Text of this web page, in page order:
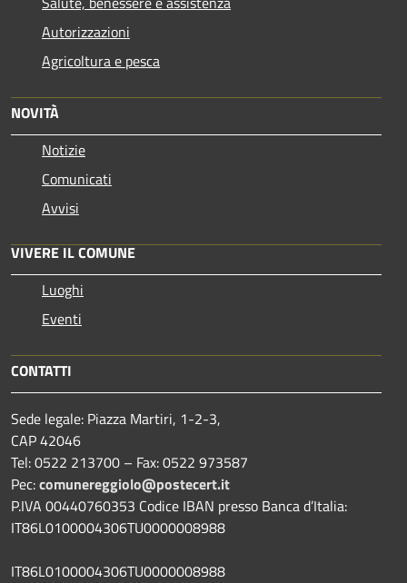
Autorizzazioni
Agricoltura e pesca
NOVITÀ
Notizie
Comunicati
Avvisi
VIVERE IL COMUNE
Luoghi
Eventi
CONTATTI
Sede legale: Piazza Martiri, 1-2-3,
CAP 42046
Tel: 0522 213700 – Fax: 0522 973587
Pec:comunereggiolo@postecert.it
P.IVA 00440760353 Codice IBAN presso Banca d’Italia:
IT86L0100004306TU0000008988
IT86L0100004306TU0000008988